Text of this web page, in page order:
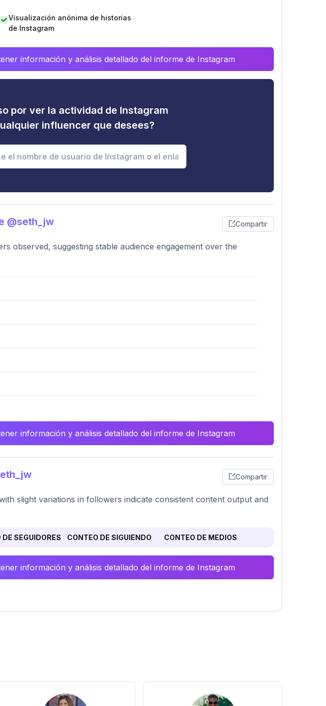
Visualización anónima de historias
de Instagram
información y análisis detallado del informe de Instagram
por ver la actividad de Instagram
influencer que desees?
@seth_jw Compartir
observed, suggesting stable audience engagement over the
información y análisis detallado del informe de Instagram
Compartir
slight variations in followers indicate consistent content output and
DE SEGUIDORES CONTEO DE SIGUIENDO CONTEO DE MEDIOS
información y análisis detallado del informe de Instagram